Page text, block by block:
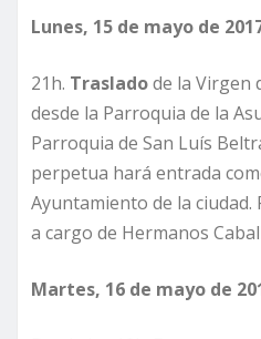
Lunes, 15 de mayo de
21h. Trasladode la Virgen
desde la Parroquia de la
Parroquia de San Luís
perpetua hará entrada
Ayuntamiento de la ciudad.
a cargo de Hermanos
Martes, 16 de mayo de